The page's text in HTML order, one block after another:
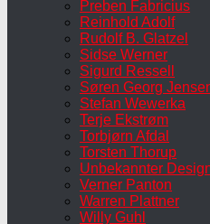
Preben Fabricius
Reinhold Adolf
Rudolf B. Glatzel
Sidse Werner
Sigurd Ressell
Søren Georg
Stefan Wewerka
Terje Ekstrøm
Torbjørn Afdal
Torsten Thorup
Unbekannter
Verner Panton
Warren Plattner
Willy Guhl